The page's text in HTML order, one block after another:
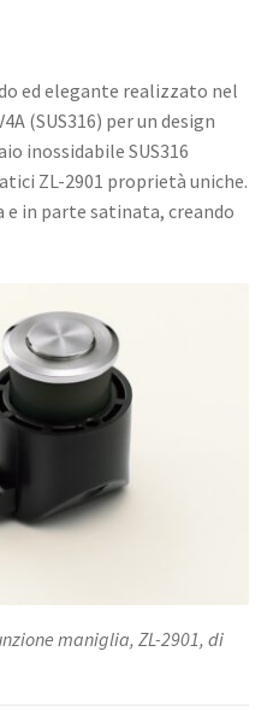
ed elegante realizzato nel
(SUS316) per un design
inossidabile SUS316
ZL-2901 proprietà uniche.
e in parte satinata, creando
maniglia, ZL-2901, di